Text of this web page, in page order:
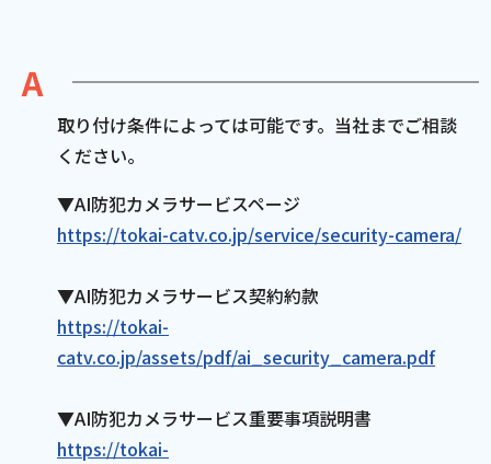
電話
おトクな情報
対応エリア よくあるご質問
取り付け条件によっては可能です。当社までご相談
ください。
▼AI防犯カメラサービスページ
https://tokai-catv.co.jp/service/security-camera/
▼AI防犯カメラサービス契約約款
https://tokai-
catv.co.jp/assets/pdf/ai_security_camera.pdf
▼AI防犯カメラサービス重要事項説明書
https://tokai-